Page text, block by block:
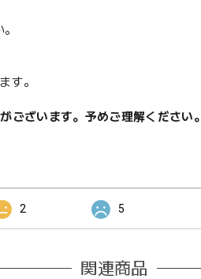
す。
ございます。予めご理解ください。
2 5
関連商品